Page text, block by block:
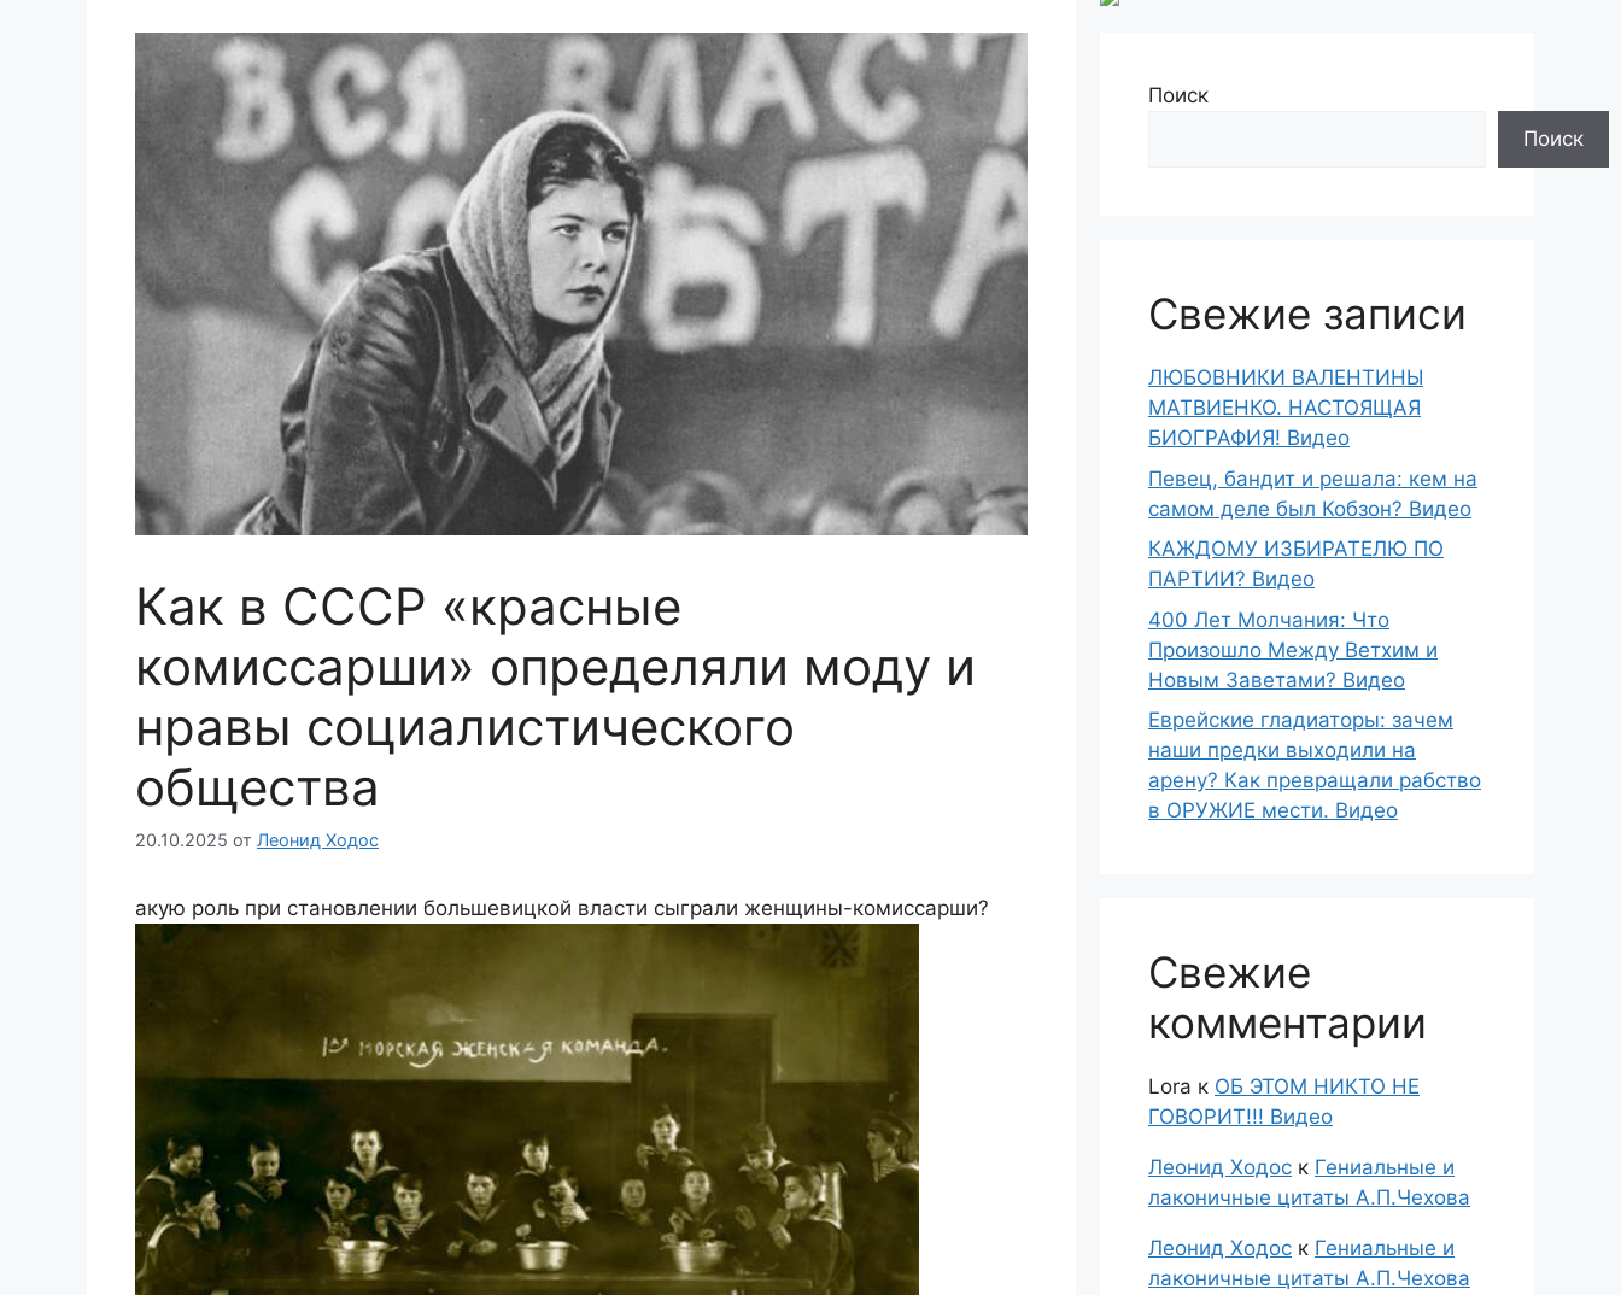
Как в СССР «красные
комиссарши» определяли моду и
нравы социалистического
общества
20.10.2025 от Леонид Ходос
акую роль при становлении большевицкой власти сыграли женщины-комиссарши?
Поиск
Поиск
Свежие записи
ЛЮБОВНИКИ ВАЛЕНТИНЫ
МАТВИЕНКО. НАСТОЯЩАЯ
БИОГРАФИЯ! Видео
Певец, бандит и решала: кем на
самом деле был Кобзон? Видео
КАЖДОМУ ИЗБИРАТЕЛЮ ПО
ПАРТИИ? Видео
400 Лет Молчания: Что
Произошло Между Ветхим и
Новым Заветами? Видео
Еврейские гладиаторы: зачем
наши предки выходили на
арену? Как превращали рабство
в ОРУЖИЕ мести. Видео
Свежие
комментарии
Lora к ОБ ЭТОМ НИКТО НЕ
ГОВОРИТ!!! Видео
Леонид Ходос к Гениальные и
лаконичные цитаты А.П.Чехова
Леонид Ходос к Гениальные и
лаконичные цитаты А.П.Чехова